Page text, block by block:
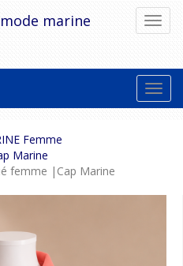
la
marine
la
Femme
Marine
femme |Cap Marine